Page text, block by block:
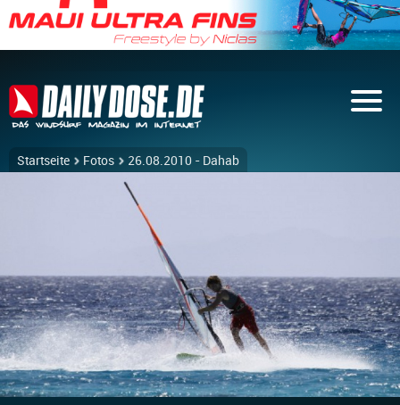
Startseite Fotos 26.08.2010 - Dahab